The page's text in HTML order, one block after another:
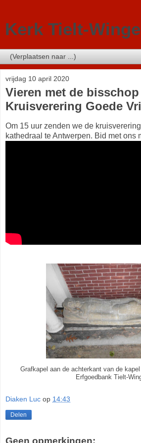
Kerk Tielt-Winge
vrijdag 10 april 2020
Vieren met de bisschop
Kruisverering Goede
Om 15 uur zenden we de
kathedraal te Antwerpen. Bid met ons
Grafkapel aan de achterkant van de
Erfgoedbank Tielt-
Diaken Luc op 14:43
Delen
Geen opmerkingen: